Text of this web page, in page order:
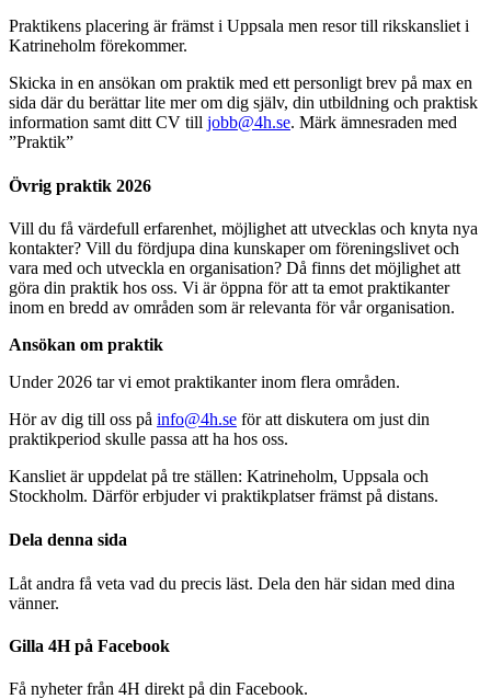
Praktikens placering är främst i Uppsala men resor till rikskansliet i
Katrineholm förekommer.
Skicka in en ansökan om praktik med ett personligt brev på max en
sida där du berättar lite mer om dig själv, din utbildning och praktisk
information samt ditt CV till jobb@4h.se. Märk ämnesraden med
”Praktik”
Övrig praktik 2026
Vill du få värdefull erfarenhet, möjlighet att utvecklas och knyta nya
kontakter? Vill du fördjupa dina kunskaper om föreningslivet och
vara med och utveckla en organisation? Då finns det möjlighet att
göra din praktik hos oss. Vi är öppna för att ta emot praktikanter
inom en bredd av områden som är relevanta för vår organisation.
Ansökan om praktik
Under 2026 tar vi emot praktikanter inom flera områden.
Hör av dig till oss på info@4h.se för att diskutera om just din
praktikperiod skulle passa att ha hos oss.
Kansliet är uppdelat på tre ställen: Katrineholm, Uppsala och
Stockholm. Därför erbjuder vi praktikplatser främst på distans.
Dela denna sida
Låt andra få veta vad du precis läst. Dela den här sidan med dina
vänner.
Gilla 4H på Facebook
Få nyheter från 4H direkt på din Facebook.